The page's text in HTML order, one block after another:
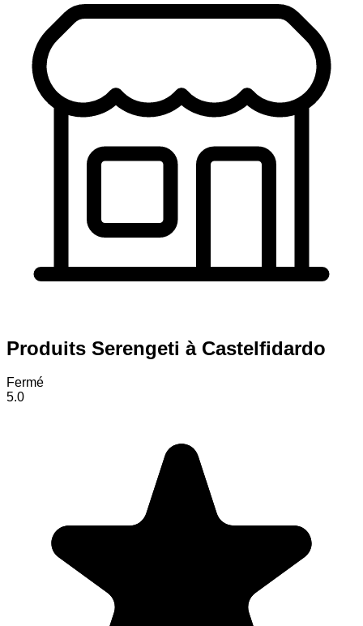
Produits Serengeti à Castelfidardo
Fermé
5.0